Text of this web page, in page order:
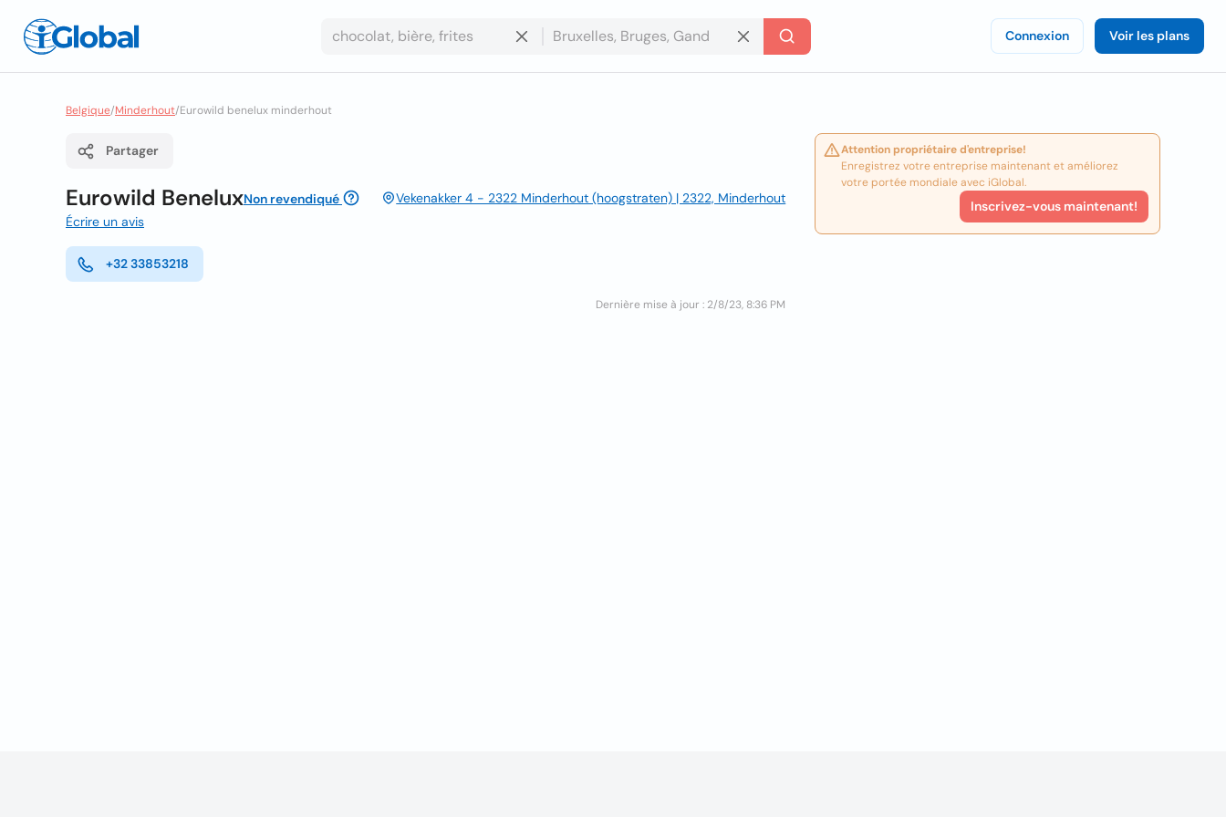
Connexion Voir les plans
Belgique/Minderhout/Eurowild benelux minderhout
Partager
Eurowild BeneluxNon revendiqué
Vekenakker 4 - 2322 Minderhout (hoogstraten) | 2322, Minderhout
Écrire un avis
+32 33853218
Dernière mise à jour : 2/8/23, 8:36 PM
Attention propriétaire d'entreprise!
Enregistrez votre entreprise maintenant et améliorez
votre portée mondiale avec iGlobal.
Inscrivez-vous maintenant!